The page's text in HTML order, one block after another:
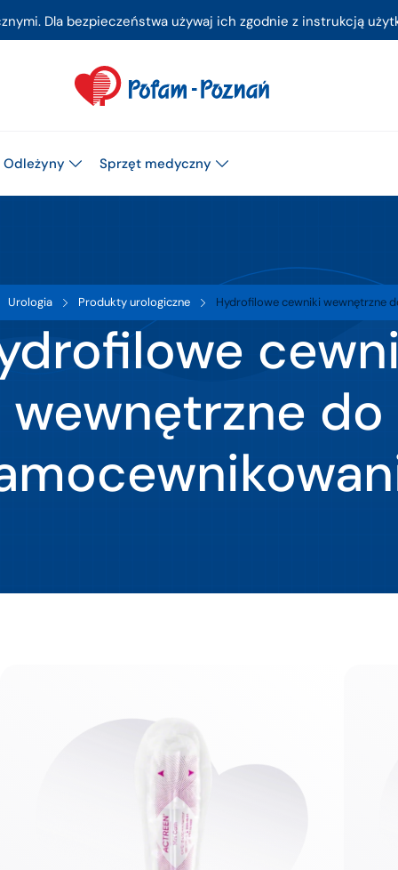
Dla bezpieczeństwa używaj ich zgodnie z instrukcją
Odleżyny Sprzęt medyczny
Urologia Produkty urologiczne Hydrofilowe cewniki wewnętrzne
wewnętrzne do